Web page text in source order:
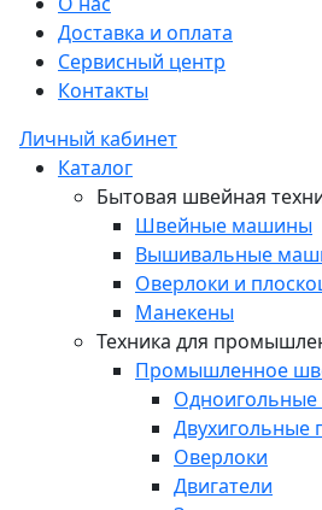
Доставка и оплата
Сервисный центр
Контакты
Личный кабинет
Каталог
Бытовая швейная
Швейные машины
Вышивальные
Оверлоки и
Манекены
Техника для
Промышленное
Двухигольные
Оверлоки
Двигатели